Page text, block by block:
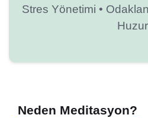
Stres Yönetimi •
Huzur
Neden Meditasyon?